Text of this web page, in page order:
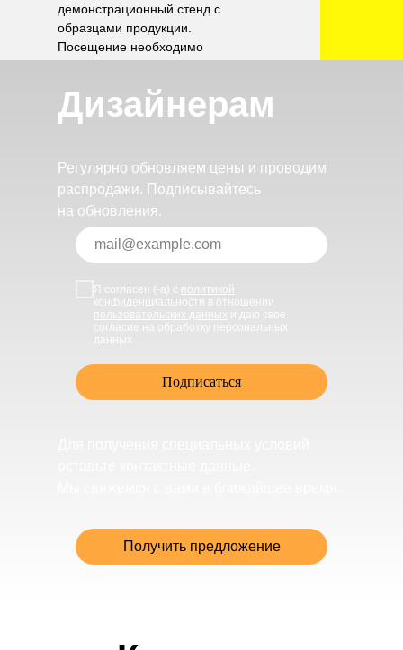
демонстрационный стенд с
образцами продукции.
Посещение необходимо
Дизайнерам
Регулярно обновляем цены и проводим
распродажи. Подписывайтесь
на обновления.
Я согласен (-а) с политикой
конфиденциальности в отношении
пользовательских данных и даю свое
согласие на обработку персональных
данных
Подписаться
Получить предложение